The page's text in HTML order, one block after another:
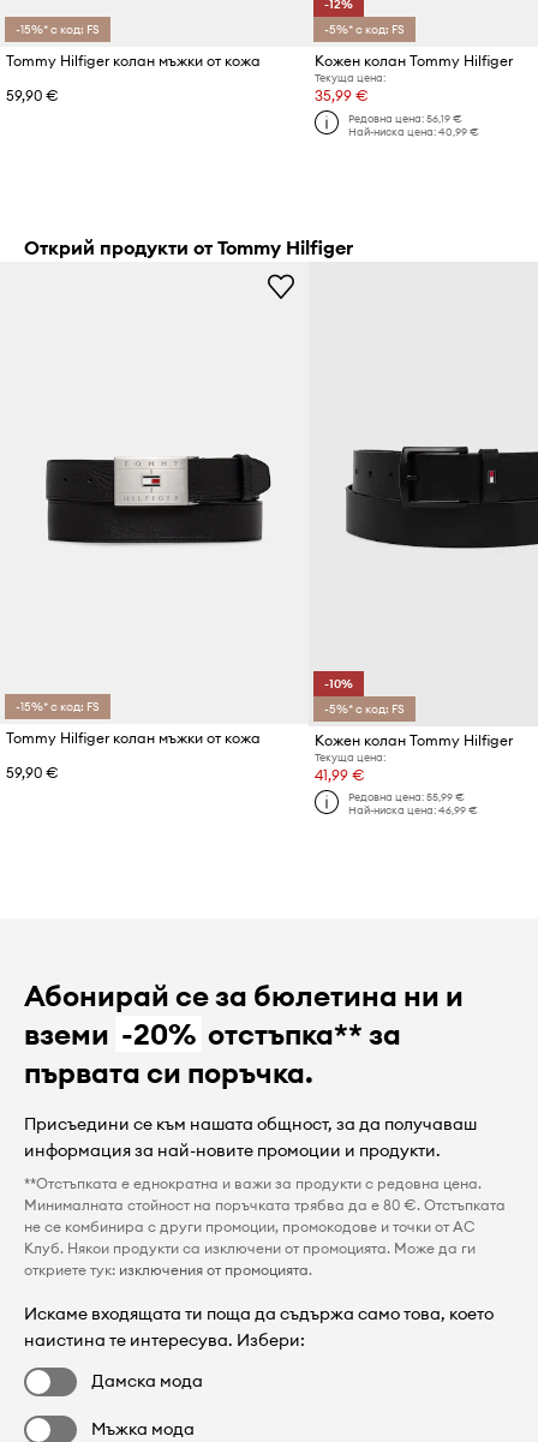
-15%* с код: FS
Tommy Hilfiger колан мъжки от кожа
59,90 €
-12%
-5%* с код: FS
Кожен колан Tommy Hilfiger
Текуща цена:
35,99 €
Редовна цена:56,19 €
Най-ниска цена:40,99 €
Открий продукти от Tommy Hilfiger
-15%* с код: FS
Tommy Hilfiger колан мъжки от кожа
59,90 €
-10%
-5%* с код: FS
Кожен колан Tommy Hilfiger
Текуща цена:
41,99 €
Редовна цена:55,99 €
Най-ниска цена:46,99 €
Абонирай се за бюлетина ни и
вземи -20% отстъпка** за
първата си поръчка.
Присъедини се към нашата общност, за да получаваш
информация за най-новите промоции и продукти.
**Отстъпката е еднократна и важи за продукти с редовна цена.
Минималната стойност на поръчката трябва да е 80 €. Отстъпката
не се комбинира с други промоции, промокодове и точки от AC
Клуб. Някои продукти са изключени от промоцията. Може да ги
откриете тук: изключения от промоцията.
Искаме входящата ти поща да съдържа само това, което
наистина те интересува. Избери:
Дамска мода
Мъжка мода